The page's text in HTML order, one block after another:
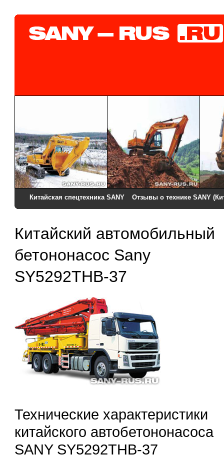
Китайская спецтехника SANY Отзывы о технике SANY
Китайский автомобильный
бетононасос Sany
SY5292THB-37
Технические характеристики
китайского автобетононасоса
SANY SY5292THB-37